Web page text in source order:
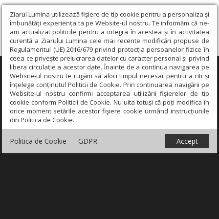
Ziarul Lumina utilizează fişiere de tip cookie pentru a personaliza și
îmbunătăți experiența ta pe Website-ul nostru. Te informăm că ne-
am actualizat politicile pentru a integra în acestea și în activitatea
curentă a Ziarului Lumina cele mai recente modificări propuse de
Regulamentul (UE) 2016/679 privind protecția persoanelor fizice în
ceea ce privește prelucrarea datelor cu caracter personal și privind
libera circulație a acestor date. Înainte de a continua navigarea pe
Website-ul nostru te rugăm să aloci timpul necesar pentru a citi și
înțelege conținutul Politicii de Cookie. Prin continuarea navigării pe
Website-ul nostru confirmi acceptarea utilizării fişierelor de tip
cookie conform Politicii de Cookie. Nu uita totuși că poți modifica în
orice moment setările acestor fişiere cookie urmând instrucțiunile
din Politica de Cookie.
Politica de Cookie GDPR Accept
×